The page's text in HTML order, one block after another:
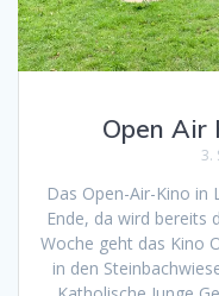
Open Air
3.
Das Open-Air-Kino in
Ende, da wird bereits
Woche geht das Kino
in den